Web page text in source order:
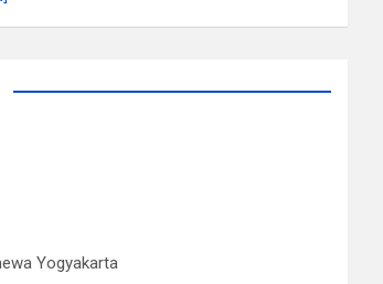
Yogyakarta